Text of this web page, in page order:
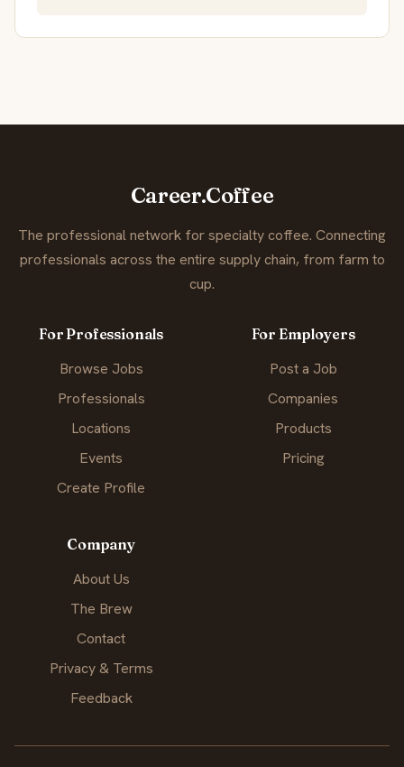
Career.Coffee
The professional network for specialty coffee. Connecting
professionals across the entire supply chain, from farm to
cup.
For Professionals
Browse Jobs
Professionals
Locations
Events
Create Profile
For Employers
Post a Job
Companies
Products
Pricing
Company
About Us
The Brew
Contact
Privacy & Terms
Feedback